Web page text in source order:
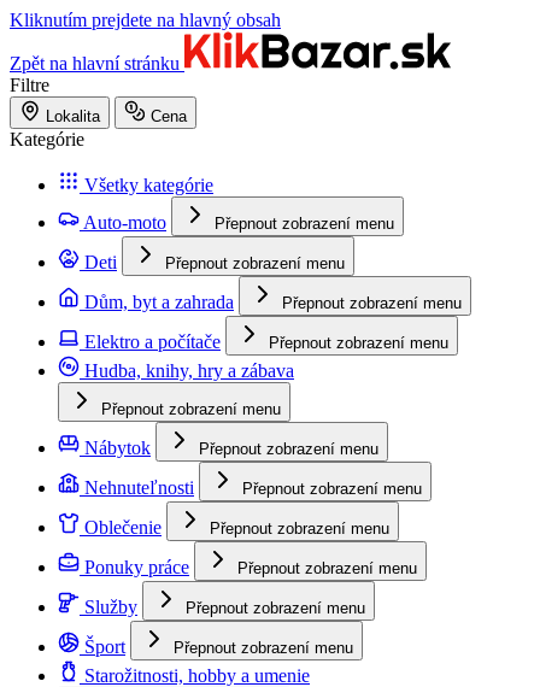
Kliknutím prejdete na hlavný obsah
Zpět na hlavní stránku
Filtre
Lokalita Cena
Kategórie
Všetky kategórie
Auto-moto
Přepnout zobrazení menu
Deti Přepnout zobrazení menu
Dům, byt a zahrada Přepnout zobrazení menu
Elektro a počítače Přepnout zobrazení menu
Hudba, knihy, hry a zábava
Přepnout zobrazení menu
Nábytok Přepnout zobrazení menu
Nehnuteľnosti Přepnout zobrazení menu
Oblečenie Přepnout zobrazení menu
Ponuky práce Přepnout zobrazení menu
Služby Přepnout zobrazení menu
Šport Přepnout zobrazení menu
Starožitnosti, hobby a umenie